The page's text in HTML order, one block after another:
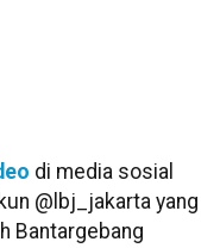
di media sosial
@lbj_jakarta yang
Bantargebang